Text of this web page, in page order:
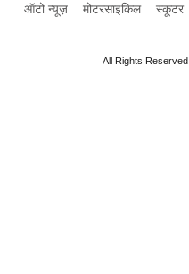
ऑटो न्यूज़ मोटरसाइकिल स्कूटर
All Rights Reserved